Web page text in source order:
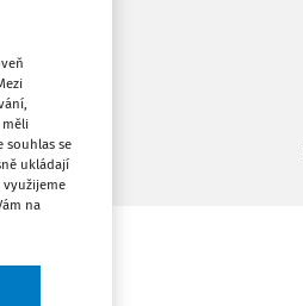
souhlas se
ukládají
využijeme
na